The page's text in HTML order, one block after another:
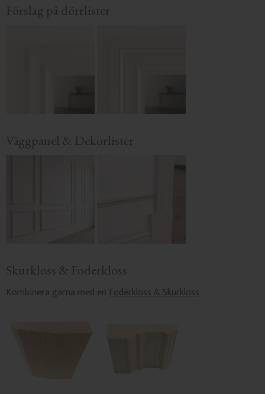
Förslag på dörrlister
Väggpanel & Dekorlister
Skurkloss & Foderkloss
Kombinera gärna med enFoderkloss & Skurkloss.